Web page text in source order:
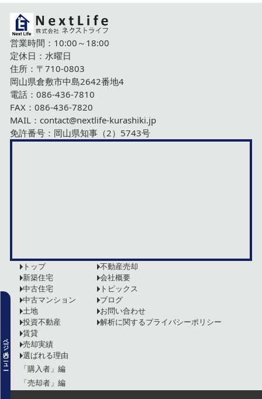
ページ内メニュー
物件詳細
物件情報
同エリアの物件
営業時間：10:00～18:00
定休日：水曜日
住所：〒710-0803
岡山県倉敷市中島2642番地4
電話： 086-436-7810
FAX：086-436-7820
MAIL： contact@nextlife-kurashiki.jp
免許番号：岡山県知事（2）5743号
トップ
新築住宅
中古住宅
中古マンション
土地
投資不動産
賃貸
売却実績
選ばれる理由
「購入者」編
「売却者」編
不動産売却
会社概要
トピックス
ブログ
お問い合わせ
解析に関するプライバシーポリシー